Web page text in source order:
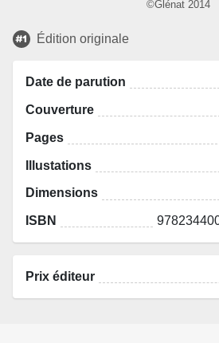
©Glénat 2014
Édition originale
Date de parution
Couverture
Pages
Illustations
Dimensions
ISBN
Prix éditeur